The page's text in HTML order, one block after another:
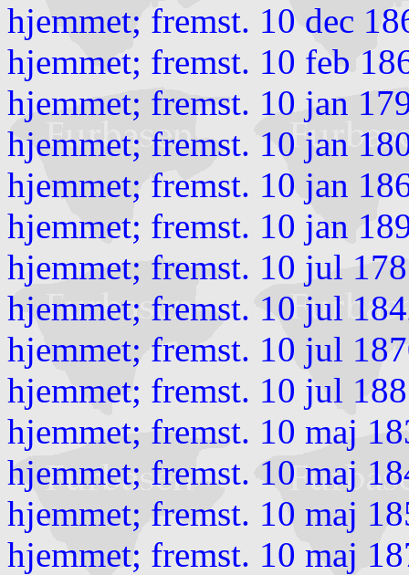
hjemmet; fremst. 10 dec
hjemmet; fremst. 10 feb
hjemmet; fremst. 10 jan
hjemmet; fremst. 10 jan
hjemmet; fremst. 10 jan
hjemmet; fremst. 10 jan
hjemmet; fremst. 10 jul
hjemmet; fremst. 10 jul
hjemmet; fremst. 10 jul
hjemmet; fremst. 10 jul
hjemmet; fremst. 10 maj
hjemmet; fremst. 10 maj
hjemmet; fremst. 10 maj
hjemmet; fremst. 10 maj